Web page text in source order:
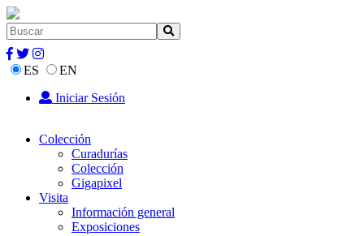
ES
EN
Iniciar Sesión
Colección
Curadurías
Colección
Gigapixel
Visita
Información general
Exposiciones